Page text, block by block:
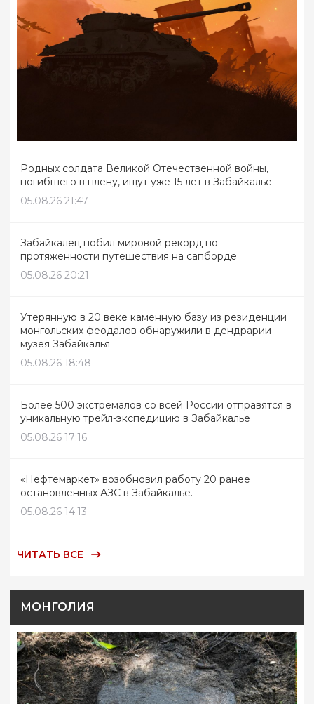
Родных солдата Великой Отечественной войны,
погибшего в плену, ищут уже 15 лет в Забайкалье
05.08.26 21:47
Забайкалец побил мировой рекорд по
протяженности путешествия на сапборде
05.08.26 20:21
Утерянную в 20 веке каменную базу из резиденции
монгольских феодалов обнаружили в дендрарии
музея Забайкалья
05.08.26 18:48
Более 500 экстремалов со всей России отправятся в
уникальную трейл-экспедицию в Забайкалье
05.08.26 17:16
«Нефтемаркет» возобновил работу 20 ранее
остановленных АЗС в Забайкалье.
05.08.26 14:13
ЧИТАТЬ ВСЕ
МОНГОЛИЯ